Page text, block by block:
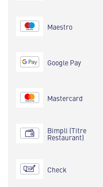
Maestro
Google Pay
Mastercard
Bimpli (Titre
Restaurant)
Check